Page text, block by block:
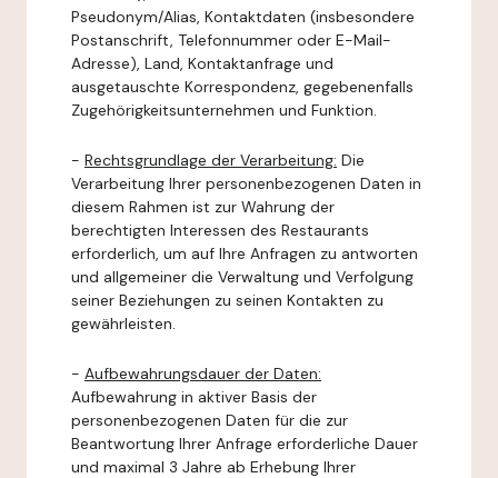
Pseudonym/Alias, Kontaktdaten (insbesondere
Postanschrift, Telefonnummer oder E-Mail-
Adresse), Land, Kontaktanfrage und
ausgetauschte Korrespondenz, gegebenenfalls
Zugehörigkeitsunternehmen und Funktion.
- Rechtsgrundlage der Verarbeitung: Die
Verarbeitung Ihrer personenbezogenen Daten in
diesem Rahmen ist zur Wahrung der
berechtigten Interessen des Restaurants
erforderlich, um auf Ihre Anfragen zu antworten
und allgemeiner die Verwaltung und Verfolgung
seiner Beziehungen zu seinen Kontakten zu
gewährleisten.
- Aufbewahrungsdauer der Daten:
Aufbewahrung in aktiver Basis der
personenbezogenen Daten für die zur
Beantwortung Ihrer Anfrage erforderliche Dauer
und maximal 3 Jahre ab Erhebung Ihrer